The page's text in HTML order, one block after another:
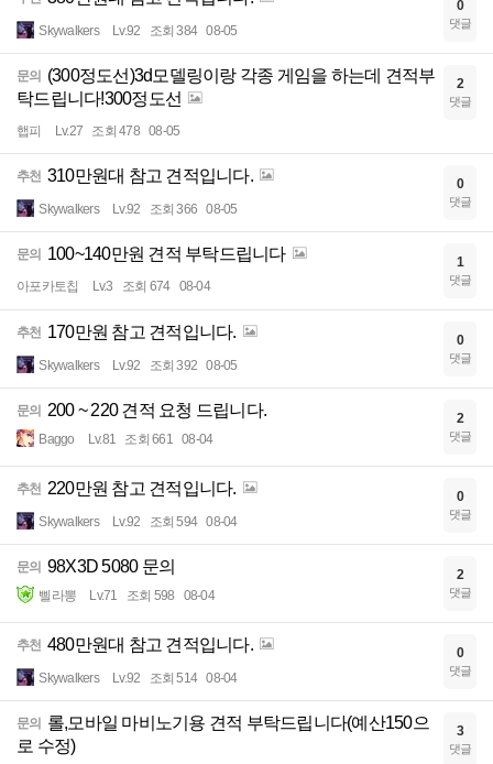
Skywalkers Lv.92 조회 384 08-05
0
댓글
문의
(300정도선)3d모델링이랑 각종 게임을 하는데 견적부
탁드립니다!300정도선
햅피 Lv.27 조회 478 08-05
2
댓글
추천 310만원대 참고 견적입니다.
Skywalkers Lv.92 조회 366 08-05
0
댓글
문의 100~140만원 견적 부탁드립니다
아포카토칩 Lv.3 조회 674 08-04
1
댓글
추천 170만원 참고 견적입니다.
Skywalkers Lv.92 조회 392 08-05
0
댓글
문의 200 ~ 220 견적 요청 드립니다.
Baggo Lv.81 조회 661 08-04
2
댓글
추천 220만원 참고 견적입니다.
Skywalkers Lv.92 조회 594 08-04
0
댓글
문의 98X3D 5080 문의
삘라뽕 Lv.71 조회 598 08-04
2
댓글
추천 480만원대 참고 견적입니다.
Skywalkers Lv.92 조회 514 08-04
0
댓글
문의
롤,모바일 마비노기용 견적 부탁드립니다(예산150으
로 수정)
3
댓글